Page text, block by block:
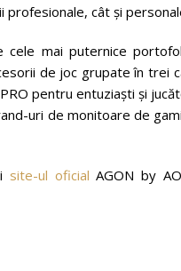
cât și
cele mai puternice
de joc grupate în trei
pentru entuziaști și
uri de monitoare de
site-ul oficial AGON by